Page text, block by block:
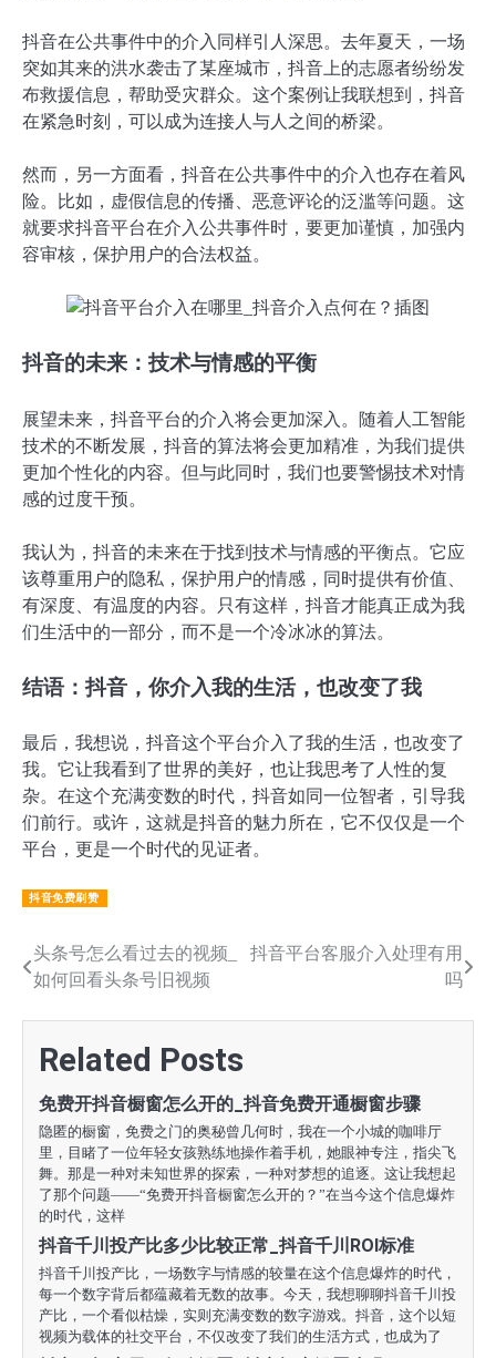
抖音在公共事件中的介入同样引人深思。去年夏天，一场
突如其来的洪水袭击了某座城市，抖音上的志愿者纷纷发
布救援信息，帮助受灾群众。这个案例让我联想到，抖音
在紧急时刻，可以成为连接人与人之间的桥梁。
然而，另一方面看，抖音在公共事件中的介入也存在着风
险。比如，虚假信息的传播、恶意评论的泛滥等问题。这
就要求抖音平台在介入公共事件时，要更加谨慎，加强内
容审核，保护用户的合法权益。
抖音的未来：技术与情感的平衡
展望未来，抖音平台的介入将会更加深入。随着人工智能
技术的不断发展，抖音的算法将会更加精准，为我们提供
更加个性化的内容。但与此同时，我们也要警惕技术对情
感的过度干预。
我认为，抖音的未来在于找到技术与情感的平衡点。它应
该尊重用户的隐私，保护用户的情感，同时提供有价值、
有深度、有温度的内容。只有这样，抖音才能真正成为我
们生活中的一部分，而不是一个冷冰冰的算法。
结语：抖音，你介入我的生活，也改变了我
最后，我想说，抖音这个平台介入了我的生活，也改变了
我。它让我看到了世界的美好，也让我思考了人性的复
杂。在这个充满变数的时代，抖音如同一位智者，引导我
们前行。或许，这就是抖音的魅力所在，它不仅仅是一个
平台，更是一个时代的见证者。
抖音免费刷赞
文
章
航
头条号怎么看过去的视频_
如何回看头条号旧视频
抖音平台客服介入处理有用
吗
Related Posts
免费开抖音橱窗怎么开的_抖音免费开通橱窗步骤
隐匿的橱窗，免费之门的奥秘曾几何时，我在一个小城的咖啡厅
里，目睹了一位年轻女孩熟练地操作着手机，她眼神专注，指尖飞
舞。那是一种对未知世界的探索，一种对梦想的追逐。这让我想起
了那个问题——“免费开抖音橱窗怎么开的？”在当今这个信息爆炸
的时代，这样
抖音千川投产比多少比较正常_抖音千川ROI标准
抖音千川投产比，一场数字与情感的较量在这个信息爆炸的时代，
每一个数字背后都蕴藏着无数的故事。今天，我想聊聊抖音千川投
产比，一个看似枯燥，实则充满变数的数字游戏。抖音，这个以短
视频为载体的社交平台，不仅改变了我们的生活方式，也成为了